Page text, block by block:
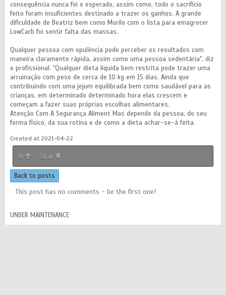
consequência nunca foi o esperado, assim como, todo o sacrifício
feito foram insuficientes destinado a trazer os ganhos. A grande
dificuldade de Beatriz bem como Murilo com o lista para emagrecer
LowCarb foi sentir falta das massas.
Qualquer pessoa com opulência pode perceber os resultados com
maneira claramente rápida, assim como uma pessoa sedentária", diz
o profissional. "Qualquer dieta líquida bem restrita pode trazer uma
arruinação com peso de cerca de 10 kg em 15 dias. Ainda que
contribuindo com uma jejum equilibrada bem como saudável para as
crianças, em determinado determinado hora elas crescem e
começam a fazer suas próprias escolhas alimentares.
Atenção Com A Segurança Aliment Mas depende da pessoa, do seu
forma físico, da sua rotina e de como a dieta achar-se-á feita.
Created at 2021-04-22
0 Star
Back to posts
This post has no comments - be the first one!
UNDER MAINTENANCE